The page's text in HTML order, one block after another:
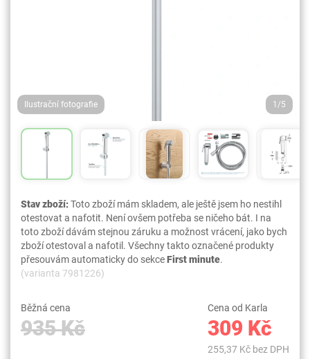
Ilustrační fotografie 1/5
Stav zboží:Toto zboží mám skladem, ale ještě jsem ho nestihl
otestovat a nafotit. Není ovšem potřeba se ničeho bát. I na
toto zboží dávám stejnou záruku a možnost vrácení, jako bych
zboží otestoval a nafotil. Všechny takto označené produkty
přesouvám automaticky do sekceFirst minute.
(varianta 7981226)
Běžná cena
935 Kč
Cena od Karla
309 Kč
255,37 Kč bez DPH